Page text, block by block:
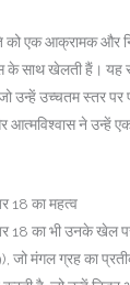
एक आक्रामक और
के साथ खेलती हैं। यह
उन्हें उच्चतम स्तर पर
आत्मविश्वास ने उन्हें
18 का महत्व
18 का भी उनके खेल
जो मंगल ग्रह का